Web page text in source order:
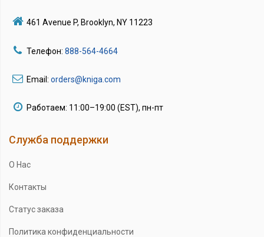
461 Avenue P, Brooklyn, NY 11223
Телефон: 888-564-4664
Email: orders@kniga.com
Работаем: 11:00–19:00 (EST), пн-пт
Служба поддержки
О Нас
Контакты
Статус заказа
Политика конфиденциальности